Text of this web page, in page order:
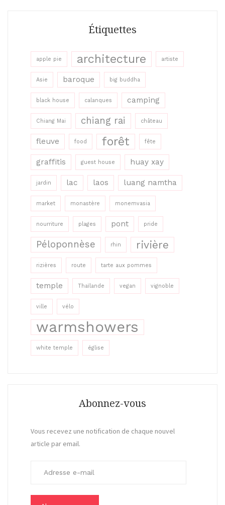
Étiquettes
apple pie architecture artiste
Asie baroque big buddha
black house calanques camping
Chiang Mai chiang rai château
fleuve food forêt fête
graffitis guest house huay xay
jardin lac laos luang namtha
market monastère monemvasia
nourriture plages pont pride
Péloponnèse rhin rivière
rizières route tarte aux pommes
temple Thaïlande vegan vignoble
ville vélo
warmshowers
white temple église
Abonnez-vous
Vous recevez une notification de chaque nouvel
article par email.